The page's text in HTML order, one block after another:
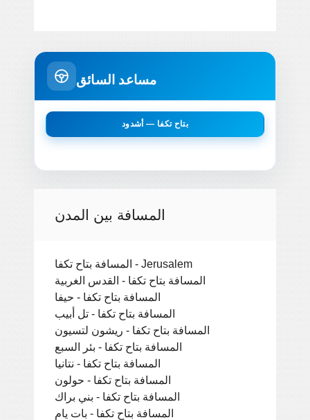
مساعد السائق
بتاح تكفا — أشدود
المسافة بين المدن
المسافة بتاح تكفا - Jerusalem
المسافة بتاح تكفا - القدس الغربية
المسافة بتاح تكفا - حيفا
المسافة بتاح تكفا - تل أبيب
المسافة بتاح تكفا - ريشون لتسيون
المسافة بتاح تكفا - بئر السبع
المسافة بتاح تكفا - نتانيا
المسافة بتاح تكفا - حولون
المسافة بتاح تكفا - بني براك
المسافة بتاح تكفا - بات يام